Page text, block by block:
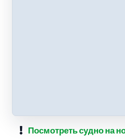
Посмотреть судно на